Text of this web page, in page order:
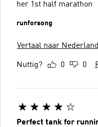
her 1st half marathon
runforsong
Vertaal naar
Nuttig? 0 0
Perfect tank for